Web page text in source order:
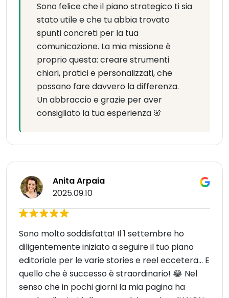
Sono felice che il piano strategico ti sia
stato utile e che tu abbia trovato
spunti concreti per la tua
comunicazione. La mia missione è
proprio questa: creare strumenti
chiari, pratici e personalizzati, che
possano fare davvero la differenza.
Un abbraccio e grazie per aver
consigliato la tua esperienza 🌸
Anita Arpaia
2025.09.10
Sono molto soddisfatta! Il 1 settembre ho
diligentemente iniziato a seguire il tuo piano
editoriale per le varie stories e reel eccetera... E
quello che è successo è straordinario! 😂 Nel
senso che in pochi giorni la mia pagina ha